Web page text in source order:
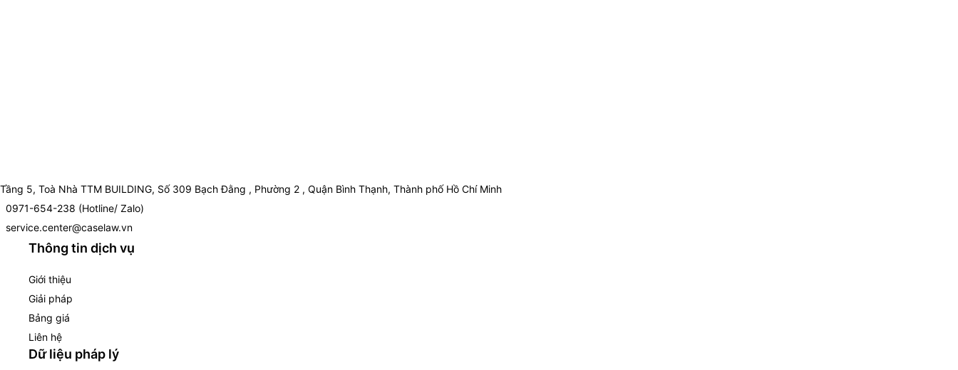
Tầng 5, Toà Nhà TTM BUILDING, Số 309 Bạch Đằng , Phường 2 , Quận Bình Thạnh, Thành phố Hồ Chí Minh
0971-654-238 (Hotline/ Zalo)
service.center@caselaw.vn
Thông tin dịch vụ
Giới thiệu
Giải pháp
Bảng giá
Liên hệ
Dữ liệu pháp lý